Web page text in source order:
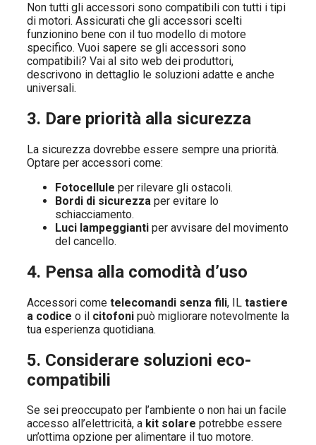
Non tutti gli accessori sono compatibili con tutti i tipi
di motori. Assicurati che gli accessori scelti
funzionino bene con il tuo modello di motore
specifico. Vuoi sapere se gli accessori sono
compatibili? Vai al sito web dei produttori,
descrivono in dettaglio le soluzioni adatte e anche
universali.
3. Dare priorità alla sicurezza
La sicurezza dovrebbe essere sempre una priorità.
Optare per accessori come:
Fotocellule per rilevare gli ostacoli.
Bordi di sicurezza per evitare lo
schiacciamento.
Luci lampeggianti per avvisare del movimento
del cancello.
4. Pensa alla comodità d’uso
Accessori come telecomandi senza fili, IL tastiere
a codice o il citofoni può migliorare notevolmente la
tua esperienza quotidiana.
5. Considerare soluzioni eco-
compatibili
Se sei preoccupato per l’ambiente o non hai un facile
accesso all’elettricità, a kit solare potrebbe essere
un’ottima opzione per alimentare il tuo motore.